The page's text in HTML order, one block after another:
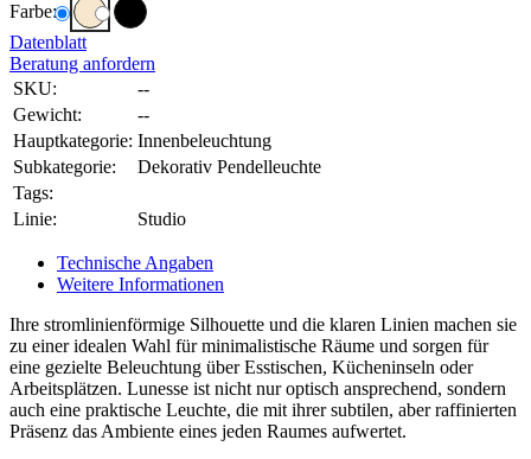
Farbe:
Datenblatt
Beratung anfordern
SKU:
--
Gewicht:
--
Hauptkategorie: Innenbeleuchtung
Subkategorie:
Dekorativ Pendelleuchte
Tags:
Linie:
Studio
Technische Angaben
Weitere Informationen
Ihre stromlinienförmige Silhouette und die klaren Linien machen sie
zu einer idealen Wahl für minimalistische Räume und sorgen für
eine gezielte Beleuchtung über Esstischen, Kücheninseln oder
Arbeitsplätzen. Lunesse ist nicht nur optisch ansprechend, sondern
auch eine praktische Leuchte, die mit ihrer subtilen, aber raffinierten
Präsenz das Ambiente eines jeden Raumes aufwertet.